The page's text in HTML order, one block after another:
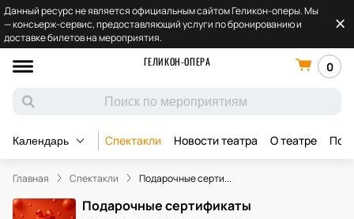
Данный ресурс не является официальным сайтом Геликон-оперы. Мы
— консьерж-сервис, предоставляющий услуги по бронированию и
доставке билетов на мероприятия.
ГЕЛИКОН-ОПЕРА
0
Календарь Спектакли Новости театра О театре
Главная Спектакли Подарочные серти...
Подарочные сертификаты